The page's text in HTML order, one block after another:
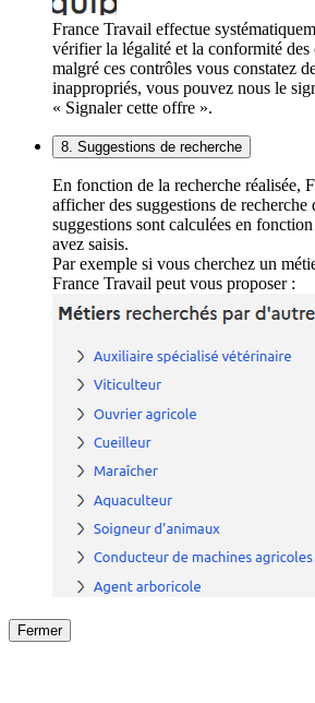
France Travail effectue
vérifier la légalité et la conformité des
malgré ces contrôles vous constatez
inappropriés, vous pouvez nous le
« Signaler cette offre ».
8. Suggestions de recherche
En fonction de la recherche réalisée,
afficher des suggestions de recherche
suggestions sont calculées en
avez saisis.
Par exemple si vous cherchez un
France Travail peut vous proposer :
Fermer